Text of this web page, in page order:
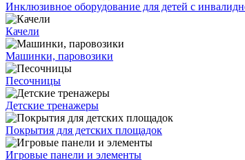
Инклюзивное оборудование для детей с
Качели
Машинки, паровозики
Песочницы
Детские тренажеры
Покрытия для детских площадок
Игровые панели и элементы